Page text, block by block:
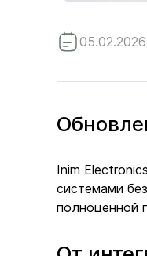
05.02.2026
Inim
системами
полноценной